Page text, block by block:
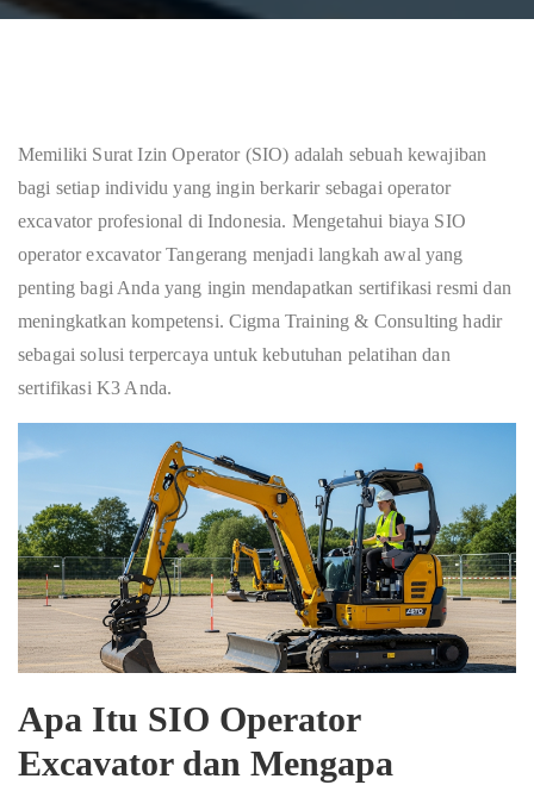
Memiliki Surat Izin Operator (SIO) adalah sebuah kewajiban
bagi setiap individu yang ingin berkarir sebagai operator
excavator profesional di Indonesia. Mengetahui biaya SIO
operator excavator Tangerang menjadi langkah awal yang
penting bagi Anda yang ingin mendapatkan sertifikasi resmi dan
meningkatkan kompetensi. Cigma Training & Consulting hadir
sebagai solusi terpercaya untuk kebutuhan pelatihan dan
sertifikasi K3 Anda.
Apa Itu SIO Operator
Excavator dan Mengapa